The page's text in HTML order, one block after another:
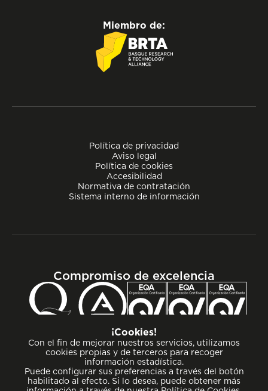
Política de privacidad
Aviso legal
Política de cookies
Accesibilidad
Normativa de contratación
Sistema interno de información
Miembro de:
Compromiso de excelencia
¡Cookies!
Con el fin de mejorar nuestros servicios, utilizamos
cookies propias y de terceros para recoger
información estadística.
Puede configurar sus preferencias a través del botón
habilitado al efecto. Si lo desea, puede obtener más